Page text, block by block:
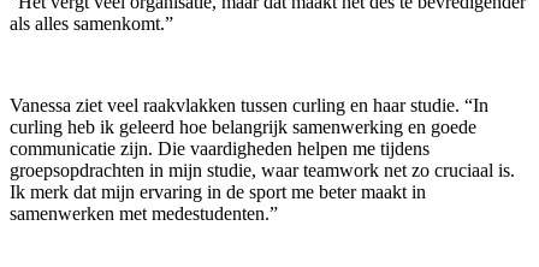
als alles samenkomt.”
Vanessa ziet veel raakvlakken tussen curling en haar studie. “In
curling heb ik geleerd hoe belangrijk samenwerking en goede
communicatie zijn. Die vaardigheden helpen me tijdens
groepsopdrachten in mijn studie, waar teamwork net zo cruciaal is.
Ik merk dat mijn ervaring in de sport me beter maakt in
samenwerken met medestudenten.”